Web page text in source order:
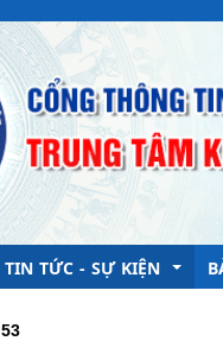
TIN TỨC - SỰ KIỆN
54